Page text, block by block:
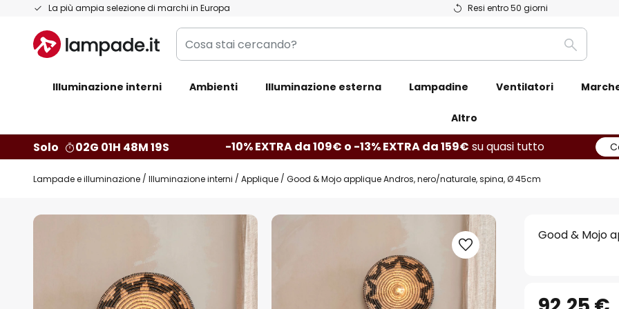
La più ampia selezione di marchi in Europa Resi entro 50 giorni
Salta
contenuto
Cosa
stai
Ricerca
Illuminazione interni Ambienti Illuminazione esterna Lampadine Ventilatori
Altro
Solo 02G 01H 48M 18S -10% EXTRA da 109€ o -13% EXTRA da 159€ su quasi tutto
Lampade e illuminazione Illuminazione interni Applique Good & Mojo applique Andros, nero/naturale, spina, Ø 45cm
Vai
Good & Mojo